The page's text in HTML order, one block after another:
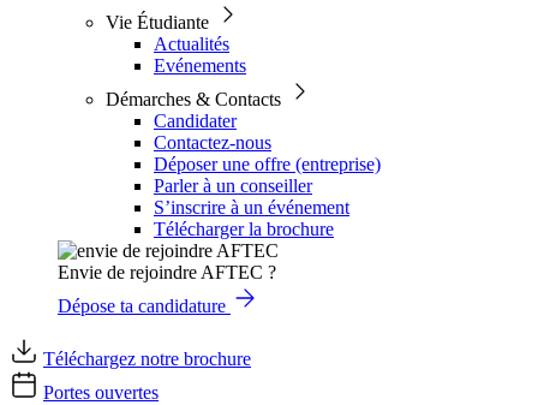
Vie Étudiante
Actualités
Evénements
Démarches & Contacts
Candidater
Contactez-nous
Déposer une offre (entreprise)
Parler à un conseiller
S’inscrire à un événement
Télécharger la brochure
Envie de rejoindre AFTEC ?
Dépose ta candidature
Téléchargez notre brochure
Portes ouvertes